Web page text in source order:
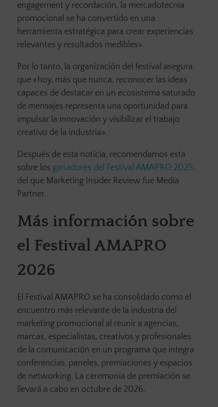
engagement y recordación, la mercadotecnia
promocional se ha convertido en una
herramienta estratégica para crear experiencias
relevantes y resultados medibles».
Por lo tanto, la organización del festival asegura
que «hoy, más que nunca, reconocer las ideas
capaces de destacar en un ecosistema saturado
de mensajes representa una oportunidad para
impulsar la innovación y visibilizar el trabajo
creativo de la industria».
Después de esta noticia, recomendamos esta
sobre los ganadores del Festival AMAPRO 2025,
del que Marketing Insider Review fue Media
Partner.
Más información sobre
el Festival AMAPRO
2026
El Festival AMAPRO se ha consolidado como el
encuentro más relevante de la industria del
marketing promocional al reunir a agencias,
marcas, especialistas, creativos y profesionales
de la comunicación en un programa que integra
conferencias, paneles, premiaciones y espacios
de networking. La ceremonia de premiación se
llevará a cabo en octubre de 2026.